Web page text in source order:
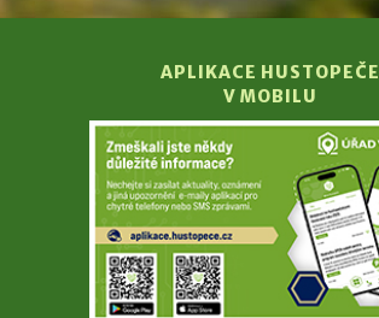
APLIKACE HUSTOPEČE
V MOBILU